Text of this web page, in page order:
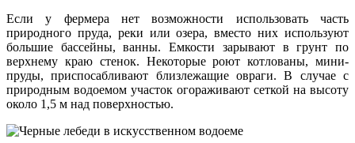
Если у фермера нет возможности использовать часть
природного пруда, реки или озера, вместо них используют
большие бассейны, ванны. Емкости зарывают в грунт по
верхнему краю стенок. Некоторые роют котлованы, мини-
пруды, приспосабливают близлежащие овраги. В случае с
природным водоемом участок огораживают сеткой на высоту
около 1,5 м над поверхностью.